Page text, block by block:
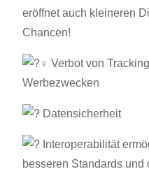
eröffnet auch kleineren
Chancen!
Verbot von
Werbezwecken
Datensicherheit
Interoperabilität
besseren Standards und